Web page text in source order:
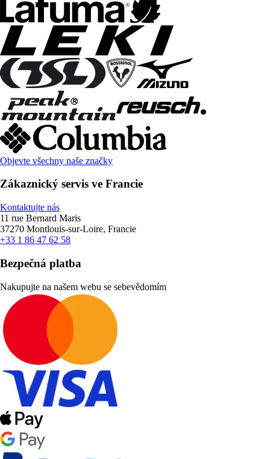
Objevte všechny naše značky
Zákaznický servis ve Francie
Kontaktujte nás
11 rue Bernard Maris
37270 Montlouis-sur-Loire, Francie
+33 1 86 47 62 58
Bezpečná platba
Nakupujte na našem webu se sebevědomím